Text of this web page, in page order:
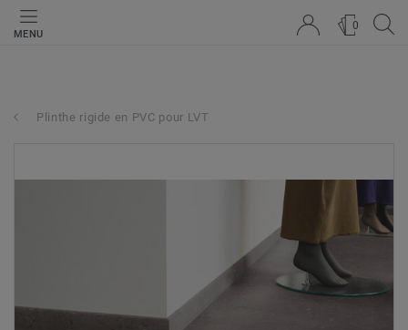
MENU
0
Plinthe rigide en PVC pour LVT